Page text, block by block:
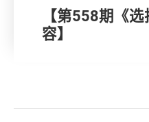
【第558期《
容】